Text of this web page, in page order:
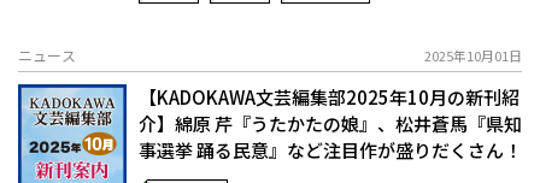
ニュース 2025年10月01日
【KADOKAWA文芸編集部2025年10月の新刊紹
介】綿原 芹『うたかたの娘』、松井蒼馬『県知
事選挙 踊る民意』など注目作が盛りだくさん！